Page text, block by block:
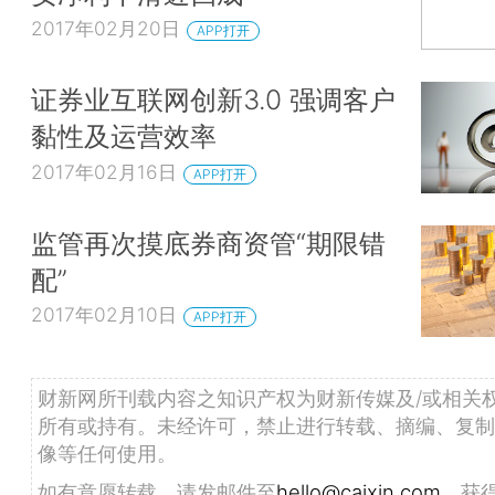
2017年02月20日 APP打开
证券业互联网创新3.0 强调客户
黏性及运营效率
2017年02月16日 APP打开
监管再次摸底券商资管“期限错
配”
2017年02月10日 APP打开
财新网所刊载内容之知识产权为财新传媒及/或相关
所有或持有。未经许可，禁止进行转载、摘编、复
像等任何使用。